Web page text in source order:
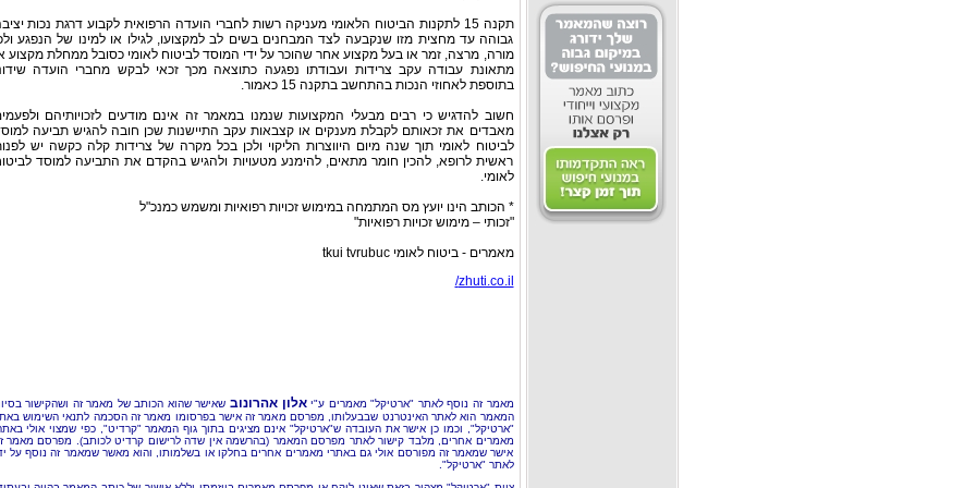
תקנה 15 לתקנות הביטוח הלאומי מעניקה רשות לחברי הועדה הרפואית לקבוע דרגת נכות
גבוהה עד מחצית מזו שנקבעה לצד המבחנים בשים לב למקצועו, לגילו או למינו של הנפגע
מורה, מרצה, זמר או בעל מקצוע אחר שהוכר על ידי המוסד לביטוח לאומי כסובל ממחלת מקצוע
מתאונת עבודה עקב צרידות ועבודתו נפגעה כתוצאה מכך זכאי לבקש מחברי הועדה
בתוספת לאחוזי הנכות בהתחשב בתקנה 15 כאמור.
חשוב להדגיש כי רבים מבעלי המקצועות שנמנו במאמר זה אינם מודעים לזכויותיהם
מאבדים את זכאותם לקבלת מענקים או קצבאות עקב התיישנות שכן חובה להגיש תביעה
לביטוח לאומי תוך שנה מיום היווצרות הליקוי ולכן בכל מקרה של צרידות קלה כקשה יש
ראשית לרופא, להכין חומר מתאים, להימנע מטעויות ולהגיש בהקדם את התביעה למוסד
לאומי.
* הכותב הינו יועץ מס המתמחה במימוש זכויות רפואיות ומשמש כמנכ"ל
"זכותי – מימוש זכויות רפואיות"
מאמרים - ביטוח לאומי tkui tvrubuc
zhuti.co.il/
מאמר זה נוסף לאתר "ארטיקל" מאמרים ע"יאלון אהרונוב שאישר שהוא הכותב של מאמר זה ושהקישור
המאמר הוא לאתר האינטרנט שבבעלותו, מפרסם מאמר זה אישר בפרסומו מאמר זה הסכמה לתנאי השימוש
"ארטיקל", וכמו כן אישר את העובדה ש"ארטיקל" אינם מציגים בתוך גוף המאמר "קרדיט", כפי שמצוי אולי
מאמרים אחרים, מלבד קישור לאתר מפרסם המאמר (בהרשמה אין שדה לרישום קרדיט לכותב). מפרסם מאמר
אישר שמאמר זה מפורסם אולי גם באתרי מאמרים אחרים בחלקו או בשלמותו, והוא מאשר שמאמר זה נוסף על
לאתר "ארטיקל".